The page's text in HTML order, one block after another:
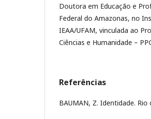
Doutora em Educação e
Federal do Amazonas, no
IEAA/UFAM, vinculada ao
Ciências e Humanidade –
Referências
BAUMAN, Z. Identidade. Rio